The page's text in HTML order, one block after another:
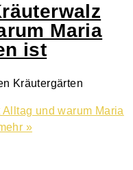
Maria
ist
Kräutergärten
und warum Maria
»